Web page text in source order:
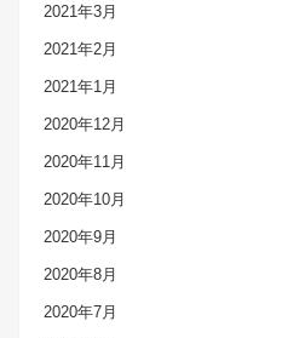
2021年3月
2021年2月
2021年1月
2020年12月
2020年11月
2020年10月
2020年9月
2020年8月
2020年7月